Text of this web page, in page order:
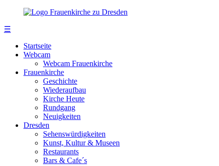
☰
Startseite
Webcam
Webcam Frauenkirche
Frauenkirche
Geschichte
Wiederaufbau
Kirche Heute
Rundgang
Neuigkeiten
Dresden
Sehenswürdigkeiten
Kunst, Kultur & Museen
Restaurants
Bars & Cafe´s